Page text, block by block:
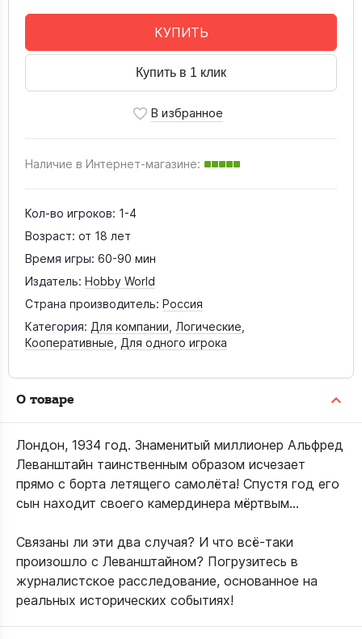
КУПИТЬ
Купить в 1 клик
Наличие в Интернет-магазине:
Кол-во игроков: 1-4
Возраст: от 18 лет
Время игры: 60-90 мин
Издатель: Hobby World
Страна производитель: Россия
Категория: Для компании Логические
Кооперативные Для одного игрока
О товаре
Лондон, 1934 год. Знаменитый миллионер Альфред
Леванштайн таинственным образом исчезает
прямо с борта летящего самолёта! Спустя год его
сын находит своего камердинера мёртвым…
Связаны ли эти два случая? И что всё-таки
произошло с Леванштайном? Погрузитесь в
журналистское расследование, основанное на
реальных исторических событиях!